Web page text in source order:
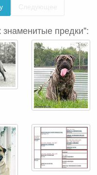
предки":